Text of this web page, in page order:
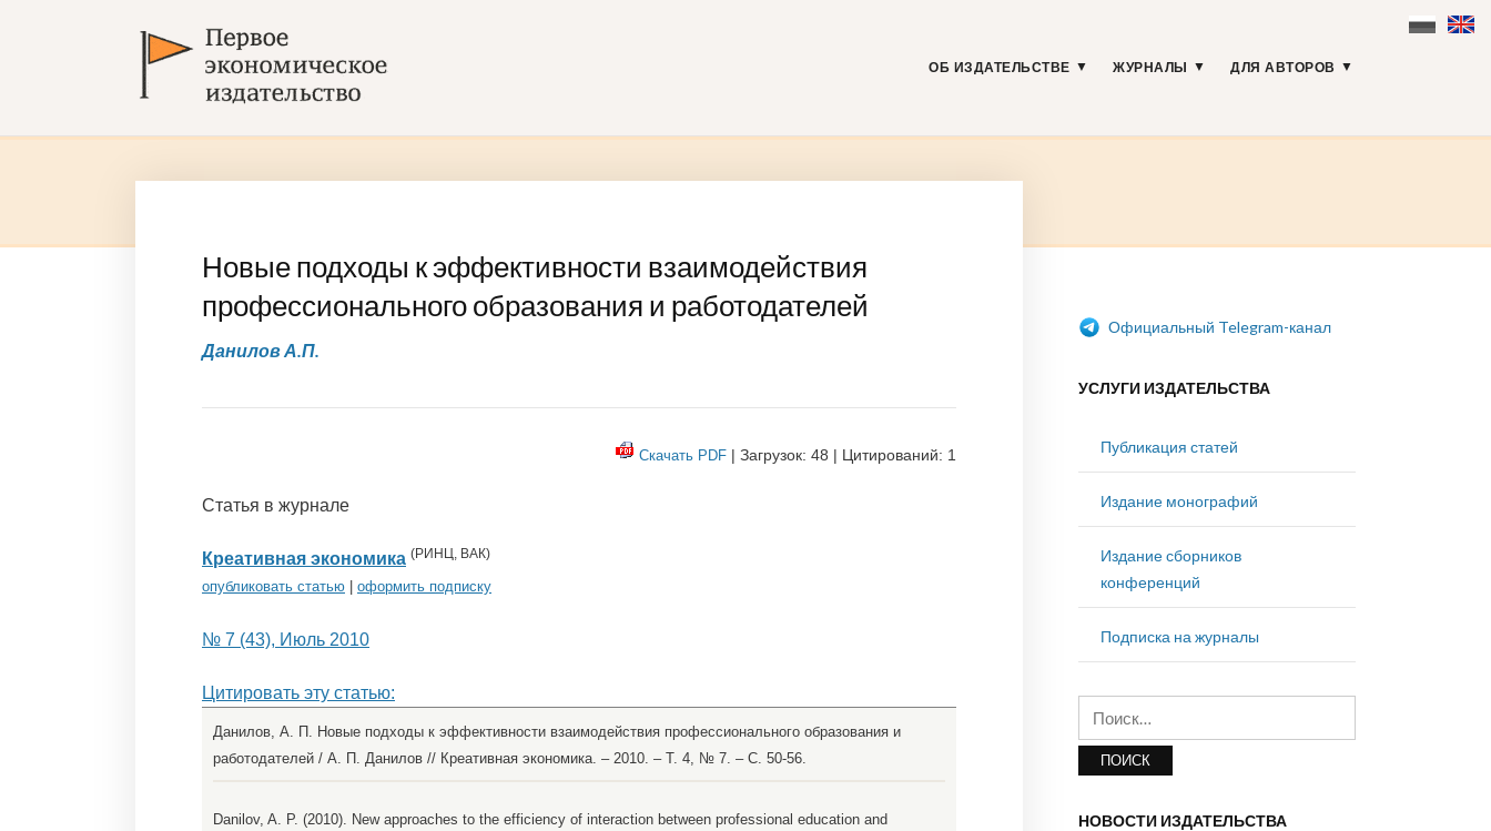
ОБ ИЗДАТЕЛЬСТВЕ ЖУРНАЛЫ ДЛЯ АВТОРОВ
Новые подходы к эффективности взаимодействия
профессионального образования и работодателей
Данилов А.П.
Скачать PDF | Загрузок: 48 | Цитирований: 1
Статья в журнале
Креативная экономика (РИНЦ, ВАК)
опубликовать статью оформить подписку
№ 7 (43), Июль 2010
Цитировать эту статью:
Данилов, А. П. Новые подходы к эффективности взаимодействия профессионального образования и
работодателей / А. П. Данилов // Креативная экономика. – 2010. – Т. 4, № 7. – С. 50-56.
Danilov, A. P. (2010). New approaches to the efficiency of interaction between professional education and
Официальный Telegram-канал
УСЛУГИ ИЗДАТЕЛЬСТВА
Публикация статей
Издание монографий
Издание сборников
конференций
Подписка на журналы
НОВОСТИ ИЗДАТЕЛЬСТВА